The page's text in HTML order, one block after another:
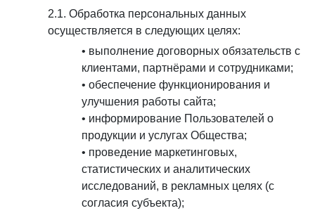
2.1. Обработка персональных данных
осуществляется в следующих целях:
• выполнение договорных обязательств с
клиентами, партнёрами и сотрудниками;
• обеспечение функционирования и
улучшения работы сайта;
• информирование Пользователей о
продукции и услугах Общества;
• проведение маркетинговых,
статистических и аналитических
исследований, в рекламных целях (с
согласия субъекта);